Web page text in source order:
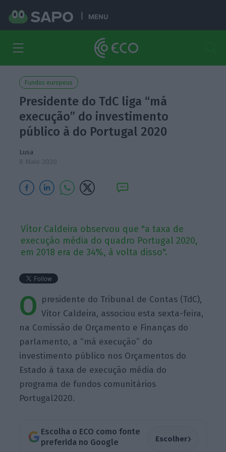
MENU
Fundos europeus
Presidente do TdC liga “má
execução” do investimento
público à do Portugal 2020
Lusa
8 Maio 2020
Vítor Caldeira observou que "a taxa de
execução média do quadro Portugal 2020,
em 2018 era de 34%, à volta disso".
O presidente do Tribunal de Contas (TdC),
Vítor Caldeira, associou esta sexta-feira,
na Comissão de Orçamento e Finanças do
parlamento, a “má execução” do
investimento público nos Orçamentos do
Estado à taxa de execução média do
programa de fundos comunitários
Portugal2020.
Escolha o ECO como fonte
preferida no Google
Escolher›